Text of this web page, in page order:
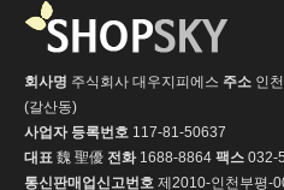
회사명 주식회사 대우지피에스 주소 인
(갈산동)
사업자 등록번호 117-81-50637
대표 魏 聖優 전화1688-8864 팩스 032-
통신판매업신고번호 제2010-인천부평-